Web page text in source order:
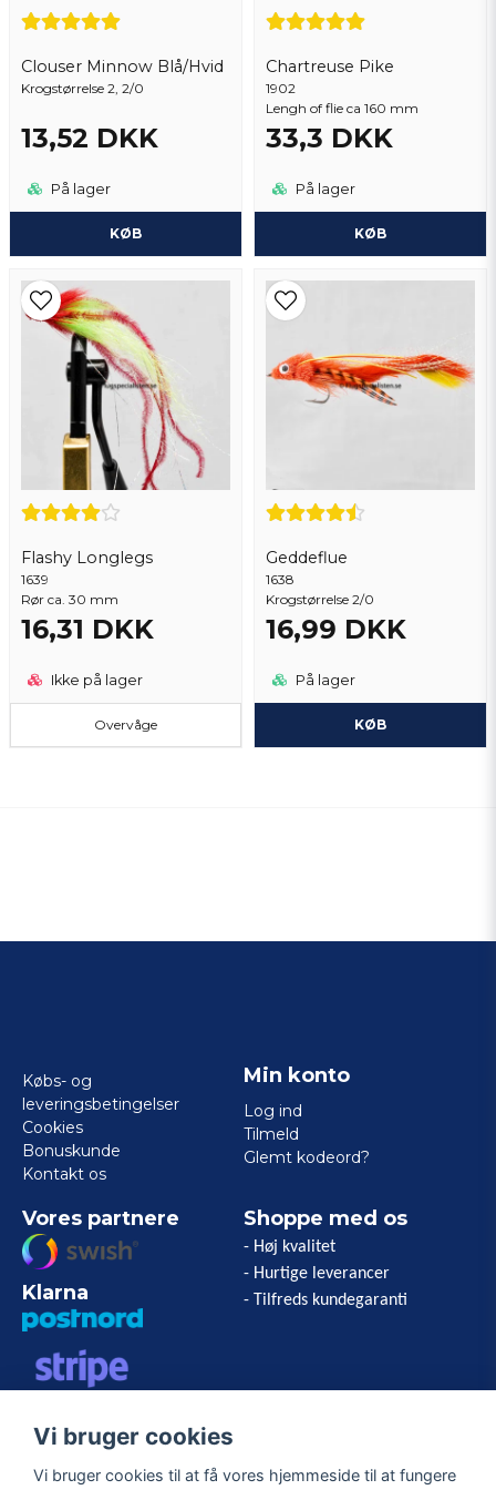
Clouser Minnow Blå/Hvid
Krogstørrelse 2, 2/0
13,52 DKK
På lager
KØB
Chartreuse Pike
1902
Lengh of flie ca 160 mm
33,3 DKK
På lager
KØB
Flashy Longlegs
1639
Rør ca. 30 mm
16,31 DKK
Ikke på lager
Overvåge
Geddeflue
1638
Krogstørrelse 2/0
16,99 DKK
På lager
KØB
Send spørgsmål
Købs- og
leveringsbetingelser
Cookies
Bonuskunde
Kontakt os
Min konto
Log ind
Tilmeld
Glemt kodeord?
Vores partnere
Klarna
EXPRESS
Shoppe med os
- Høj kvalitet
- Hurtige leverancer
- Tilfreds kundegaranti
Vi bruger cookies
Vi bruger cookies til at få vores hjemmeside til at fungere